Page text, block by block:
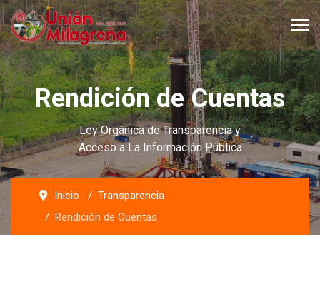
Rendición de Cuentas
Ley Orgánica de Transparencia y
Acceso a La Información Pública
Inicio
Transparencia
Rendición de Cuentas